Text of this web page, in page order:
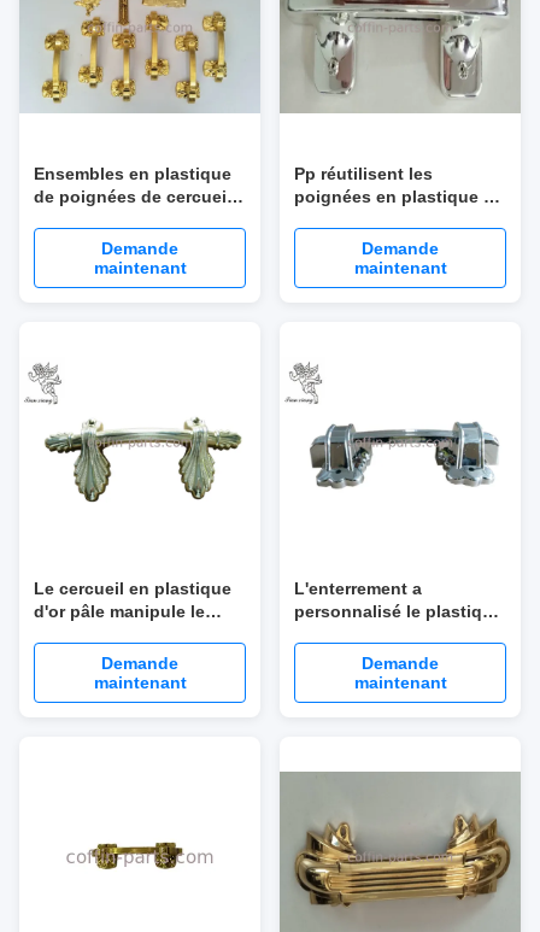
Ensembles en plastique
de poignées de cercueil
style pâle d'Africain de
couleur d'or
Demande
maintenant
Pp réutilisent les
poignées en plastique de
l'ascenseur le cercueil et
le cercueil
Demande
maintenant
Le cercueil en plastique
d'or pâle manipule le
personnalisé par
enterrement H9004 - 1
Demande
maintenant
L'enterrement a
personnalisé le plastique
plastique de cercueil
pour la décoration de
cercueil
Demande
maintenant